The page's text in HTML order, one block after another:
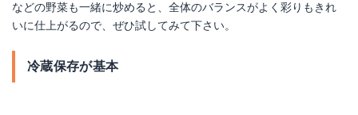
などの野菜も一緒に炒めると、全体のバランスがよく彩りもきれ
いに仕上がるので、ぜひ試してみて下さい。
冷蔵保存が基本